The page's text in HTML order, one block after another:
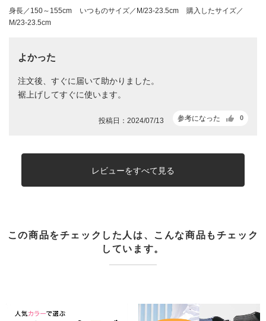
身長／150～155cm いつものサイズ／M/23-23.5cm
購入したサイズ／
M/23-23.5cm
よかった
注文後、すぐに届いて助かりました。
裾上げしてすぐに使います。
参考になった 0
投稿日：2024/07/13
レビューをすべて見る
この商品をチェックした人は、こんな商品もチェック
しています。